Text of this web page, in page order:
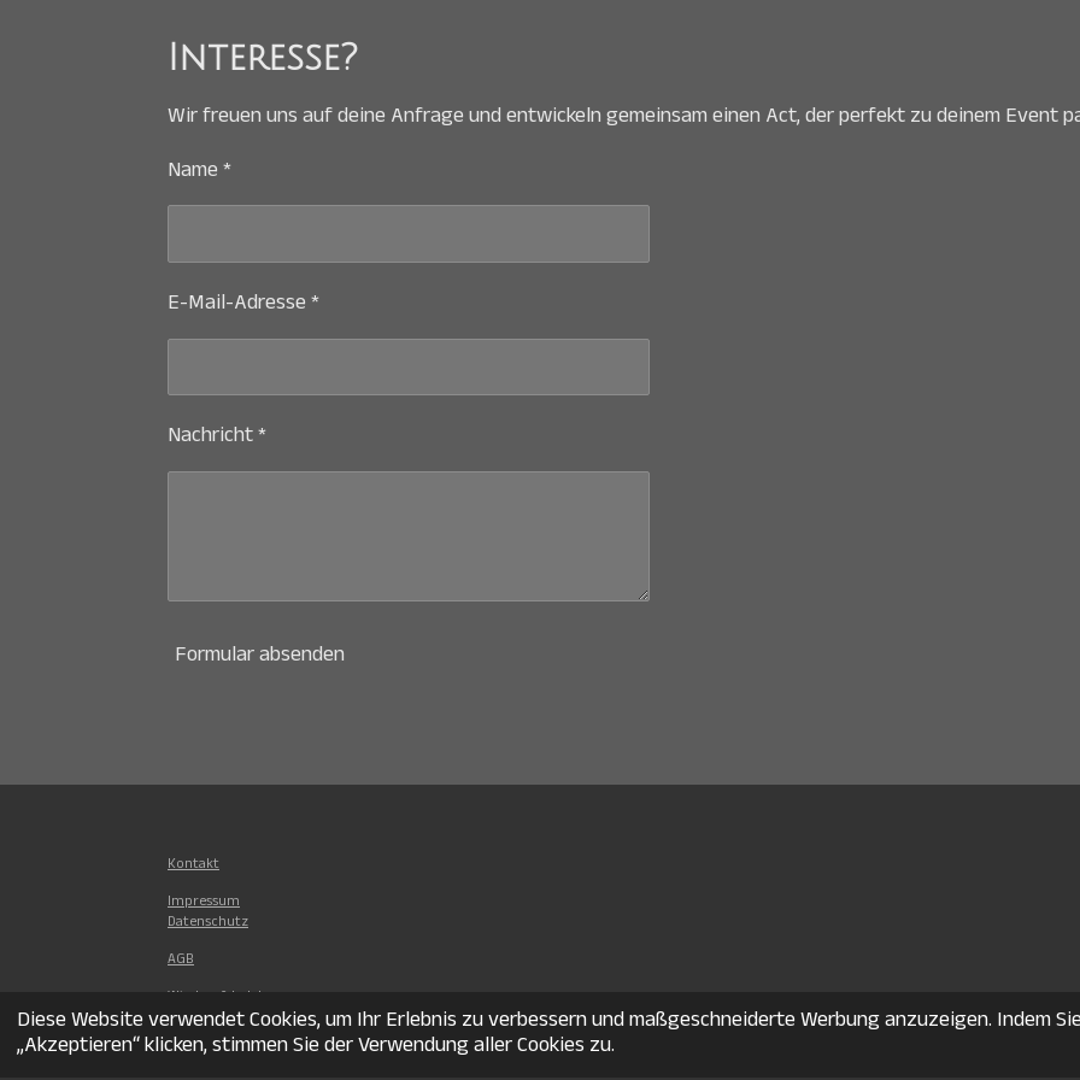
Diese Website verwendet Cookies, um Ihr Erlebnis zu verbessern und maßgeschneiderte Werbung anzuzeigen. Indem
„Akzeptieren“ klicken, stimmen Sie der Verwendung aller Cookies zu.
Interesse?
Wir freuen uns auf deine Anfrage und entwickeln gemeinsam einen Act, der perfekt zu deinem Event
Name *
E-Mail-Adresse *
Nachricht *
Formular absenden
Kontakt
Impressum
Datenschutz
AGB
Wiederufsbelehrung
© 2024 - 2026 The Movement Oldenburg